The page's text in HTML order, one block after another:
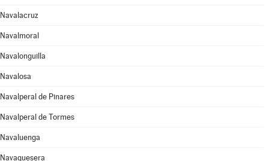
Navalacruz
Navalmoral
Navalonguilla
Navalosa
Navalperal de Pinares
Navalperal de Tormes
Navaluenga
Navaquesera